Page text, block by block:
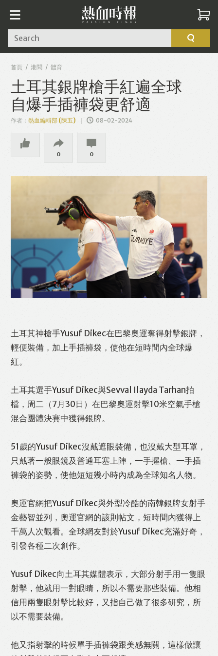
WhatsApp Email Print
Search
首頁 港聞 體育
土耳其銀牌槍手紅遍全球
自爆手插褲袋更舒適
作者：熱血編輯部 (陳五) 08-02-2024
0 0
土耳其神槍手Yusuf Dikec在巴黎奧運奪得射擊銀牌，
輕便裝備，加上手插褲袋，使他在短時間內全球爆
紅。
土耳其選手Yusuf Dikec與Sevval Ilayda Tarhan拍
檔，周二（7月30日）在巴黎奧運射擊10米空氣手槍
混合團體決賽中獲得銀牌。
51歲的Yusuf Dikec沒戴遮眼裝備，也沒戴大型耳罩，
只戴著一般眼鏡及普通耳塞上陣，一手握槍、一手插
褲袋的姿勢，使他短短幾小時內成為全球知名人物。
奧運官網把Yusuf Dikec與外型冷酷的南韓銀牌女射手
金藝智並列，奧運官網的該則帖文，短時間內獲得上
千萬人次觀看。全球網友對於Yusuf Dikec充滿好奇，
引發各種二次創作。
Yusuf Dikec向土耳其媒體表示，大部分射手用一隻眼
射擊，他就用一對眼睛，所以不需要那些裝備。他相
信用兩隻眼射擊比較好，又指自己做了很多研究，所
以不需要裝備。
他又指射擊的時候單手插褲袋跟美感無關，這樣做讓